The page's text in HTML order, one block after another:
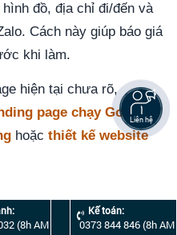
đồ, địa chỉ đi/đến và
Cách này giúp báo giá
khi làm.
hiện tại chưa rõ,
page chạy Google
hoặc thiết kế website
dịch vụ
(8h AM
Kế toán:
0373 844 846 (8h AM
Liên hệ